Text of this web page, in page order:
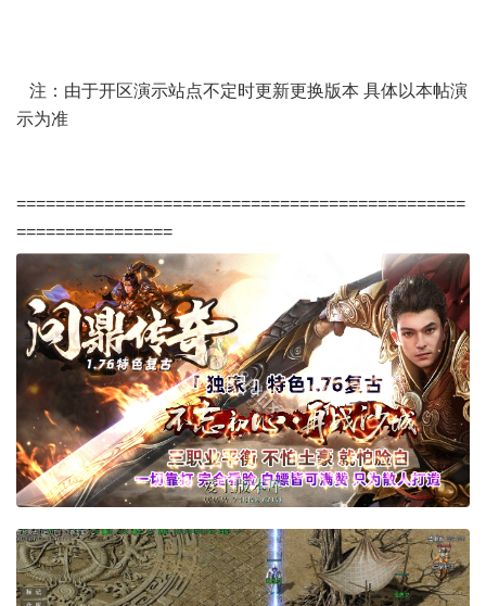
注：由于开区演示站点不定时更新更换版本 具体以本帖演
示为准
==============================================
================